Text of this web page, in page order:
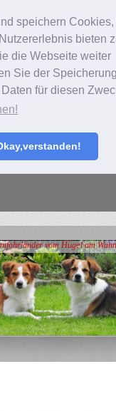
speichern Cookies,
bieten
die Webseite weiter
Sie der
für diesen
vom Hügel am